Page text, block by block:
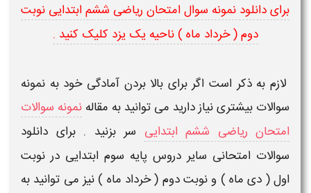
برای دانلود نمونه سوال امتحان ریاضی ششم ابتدایی نوبت
دوم ( خرداد ماه ) ناحیه یک یزد کلیک کنید .
لازم به ذکر است اگر برای بالا بردن آمادگی خود به نمونه
سوالات بیشتری نیاز دارید می توانید به مقاله نمونه سوالات
امتحان ریاضی ششم ابتدایی سر بزنید . برای دانلود
سوالات امتحانی سایر دروس پایه سوم ابتدایی در نوبت
اول ( دی ماه ) و نوبت دوم ( خرداد ماه ) نیز می توانید به